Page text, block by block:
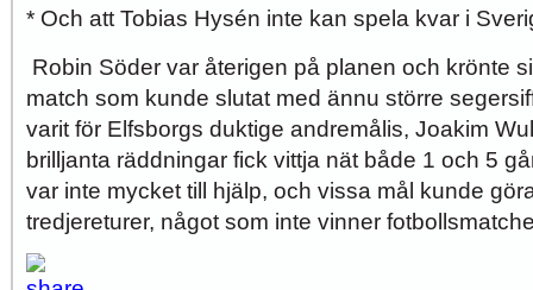
* Och att Tobias Hysén inte kan spela kvar i
Robin Söder var återigen på planen och krönte
match som kunde slutat med ännu större
varit för Elfsborgs duktige andremålis, Joakim
brilljanta räddningar fick vittja nät både 1 och 5
var inte mycket till hjälp, och vissa mål kunde
tredjereturer, något som inte vinner